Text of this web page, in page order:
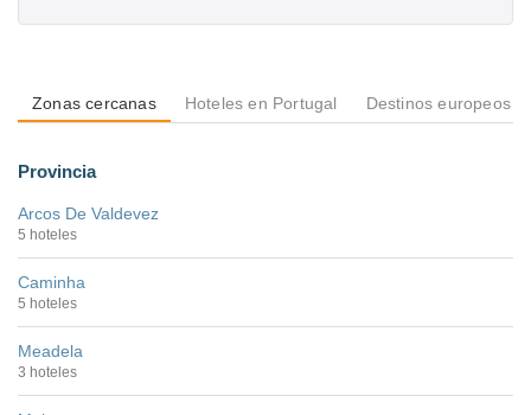
Zonas cercanas Hoteles en Portugal Destinos europeos
Provincia
Arcos De Valdevez
5 hoteles
Caminha
5 hoteles
Meadela
3 hoteles